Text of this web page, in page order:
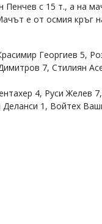
с 15 т., а на
е от осмия кръг
Георгиев 5,
7, Стилиян
4, Руси Желев 7,
1, Войтех